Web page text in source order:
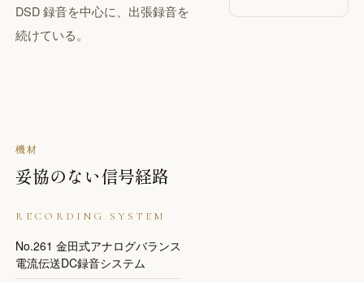
DSD 録音を中心に、出張録音を
続けている。
機材
妥協のない信号経路
RECORDING SYSTEM
No.261 金田式アナログバランス
電流伝送DC録音システム